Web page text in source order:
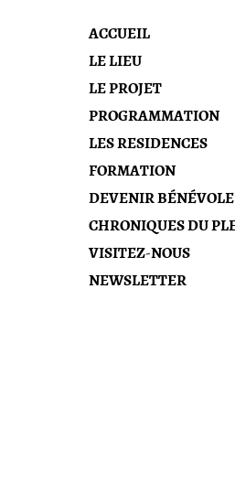
ACCUEIL
LE LIEU
LE PROJET
PROGRAMMATION
LES RESIDENCES
FORMATION
DEVENIR BÉNÉVOLE
CHRONIQUES DU
VISITEZ-NOUS
NEWSLETTER